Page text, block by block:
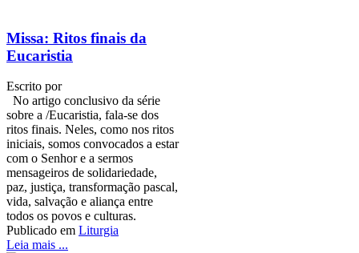
Missa: Ritos finais da
Eucaristia
Escrito por
No artigo conclusivo da série
sobre a /Eucaristia, fala-se dos
ritos finais. Neles, como nos ritos
iniciais, somos convocados a estar
com o Senhor e a sermos
mensageiros de solidariedade,
paz, justiça, transformação pascal,
vida, salvação e aliança entre
todos os povos e culturas.
Publicado em Liturgia
Leia mais ...